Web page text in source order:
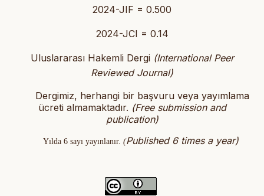
2024-JIF = 0.500
2024-JCI = 0.14
Uluslararası Hakemli Dergi (International Peer
Reviewed Journal)
Dergimiz, herhangi bir başvuru veya yayımlama
ücreti almamaktadır. (Free submission and
publication)
Yılda 6 sayı yayınlanır. (Published 6 times a year)